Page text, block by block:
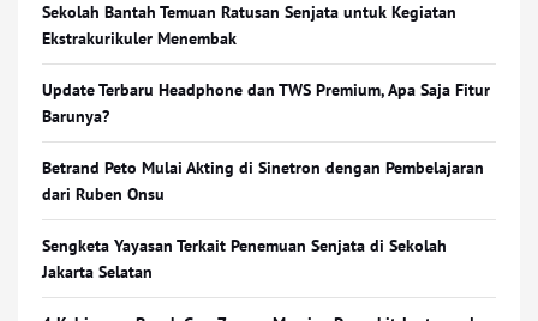
Sekolah Bantah Temuan Ratusan Senjata untuk Kegiatan
Ekstrakurikuler Menembak
Update Terbaru Headphone dan TWS Premium, Apa Saja Fitur
Barunya?
Betrand Peto Mulai Akting di Sinetron dengan Pembelajaran
dari Ruben Onsu
Sengketa Yayasan Terkait Penemuan Senjata di Sekolah
Jakarta Selatan